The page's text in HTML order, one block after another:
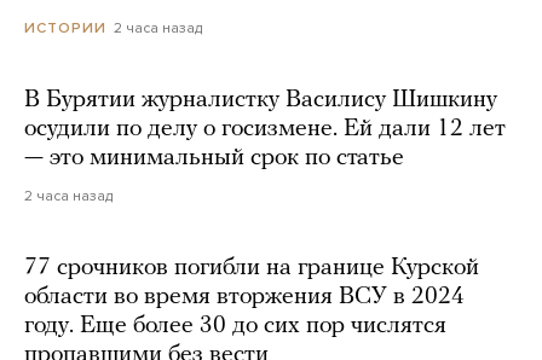
ИСТОРИИ 2 часа назад
В Бурятии журналистку Василису Шишкину
осудили по делу о госизмене. Ей дали 12 лет
— это минимальный срок по статье
2 часа назад
77 срочников погибли на границе Курской
области во время вторжения ВСУ в 2024
году. Еще более 30 до сих пор числятся
пропавшими без вести